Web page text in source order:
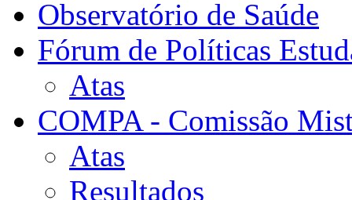
Observatório de Saúde
Fórum de Políticas
Atas
COMPA - Comissão
Atas
Resultados